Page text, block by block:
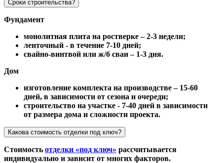
Сроки строительства?
Фундамент
монолитная плита на ростверке – 2-3 недели;
ленточный - в течение 7-10 дней;
свайно-винтвой или ж/б сваи – 1-3 дня.
Дом
изготовление комплекта на производстве – 15-60
дней, в зависимости от сезона и очереди;
строительство на участке - 7-40 дней в зависимости
от размера дома и сложности проекта.
Какова стоимость отделки под ключ?
Стоимость отделки «под ключ» рассчитывается
индивидуально и зависит от многих факторов.